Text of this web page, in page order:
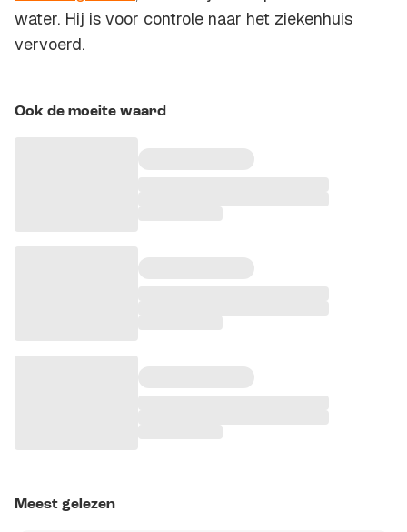
water. Hij is voor controle naar het ziekenhuis
vervoerd.
Ook de moeite waard
Meest gelezen